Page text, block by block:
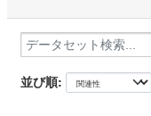
並び順